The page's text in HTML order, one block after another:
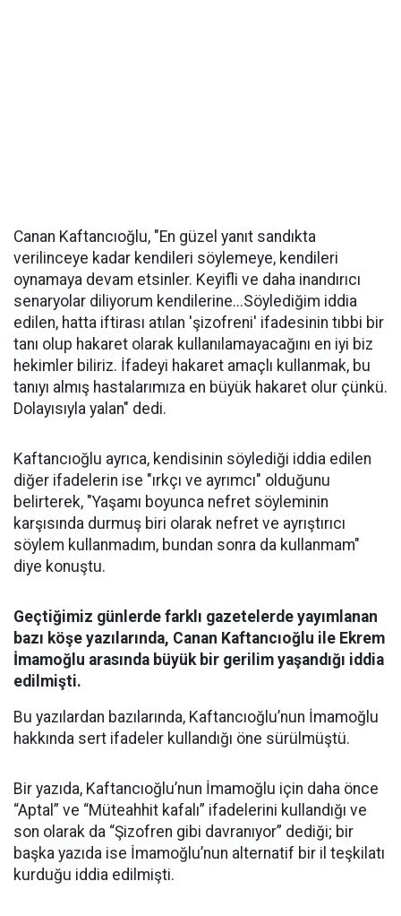
Canan Kaftancıoğlu, "En güzel yanıt sandıkta
verilinceye kadar kendileri söylemeye, kendileri
oynamaya devam etsinler. Keyifli ve daha inandırıcı
senaryolar diliyorum kendilerine...Söylediğim iddia
edilen, hatta iftirası atılan 'şizofreni' ifadesinin tıbbi bir
tanı olup hakaret olarak kullanılamayacağını en iyi biz
hekimler biliriz. İfadeyi hakaret amaçlı kullanmak, bu
tanıyı almış hastalarımıza en büyük hakaret olur çünkü.
Dolayısıyla yalan" dedi.
Kaftancıoğlu ayrıca, kendisinin söylediği iddia edilen
diğer ifadelerin ise "ırkçı ve ayrımcı" olduğunu
belirterek, "Yaşamı boyunca nefret söyleminin
karşısında durmuş biri olarak nefret ve ayrıştırıcı
söylem kullanmadım, bundan sonra da kullanmam"
diye konuştu.
Geçtiğimiz günlerde farklı gazetelerde yayımlanan
bazı köşe yazılarında, Canan Kaftancıoğlu ile Ekrem
İmamoğlu arasında büyük bir gerilim yaşandığı iddia
edilmişti.
Bu yazılardan bazılarında, Kaftancıoğlu’nun İmamoğlu
hakkında sert ifadeler kullandığı öne sürülmüştü.
Bir yazıda, Kaftancıoğlu’nun İmamoğlu için daha önce
“Aptal” ve “Müteahhit kafalı” ifadelerini kullandığı ve
son olarak da “Şizofren gibi davranıyor” dediği; bir
başka yazıda ise İmamoğlu’nun alternatif bir il teşkilatı
kurduğu iddia edilmişti.